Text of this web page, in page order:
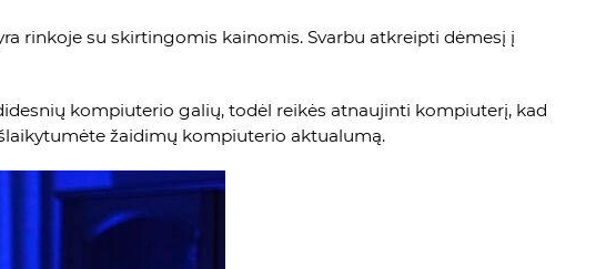
rinkoje su skirtingomis kainomis. Svarbu atkreipti dėmesį į
kompiuterio galių, todėl reikės atnaujinti kompiuterį, kad
žaidimų kompiuterio aktualumą.